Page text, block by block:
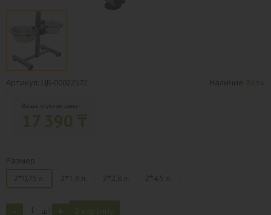
Артикул: ЦБ-00022572 Наличие: Есть
Ваша клубная цена:
Размер
2*0,75 л. 2*1,8 л. 2*2,8 л. 2*4,5 л.
- шт + В корзину